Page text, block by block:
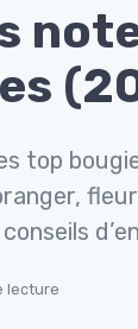
top
lecture